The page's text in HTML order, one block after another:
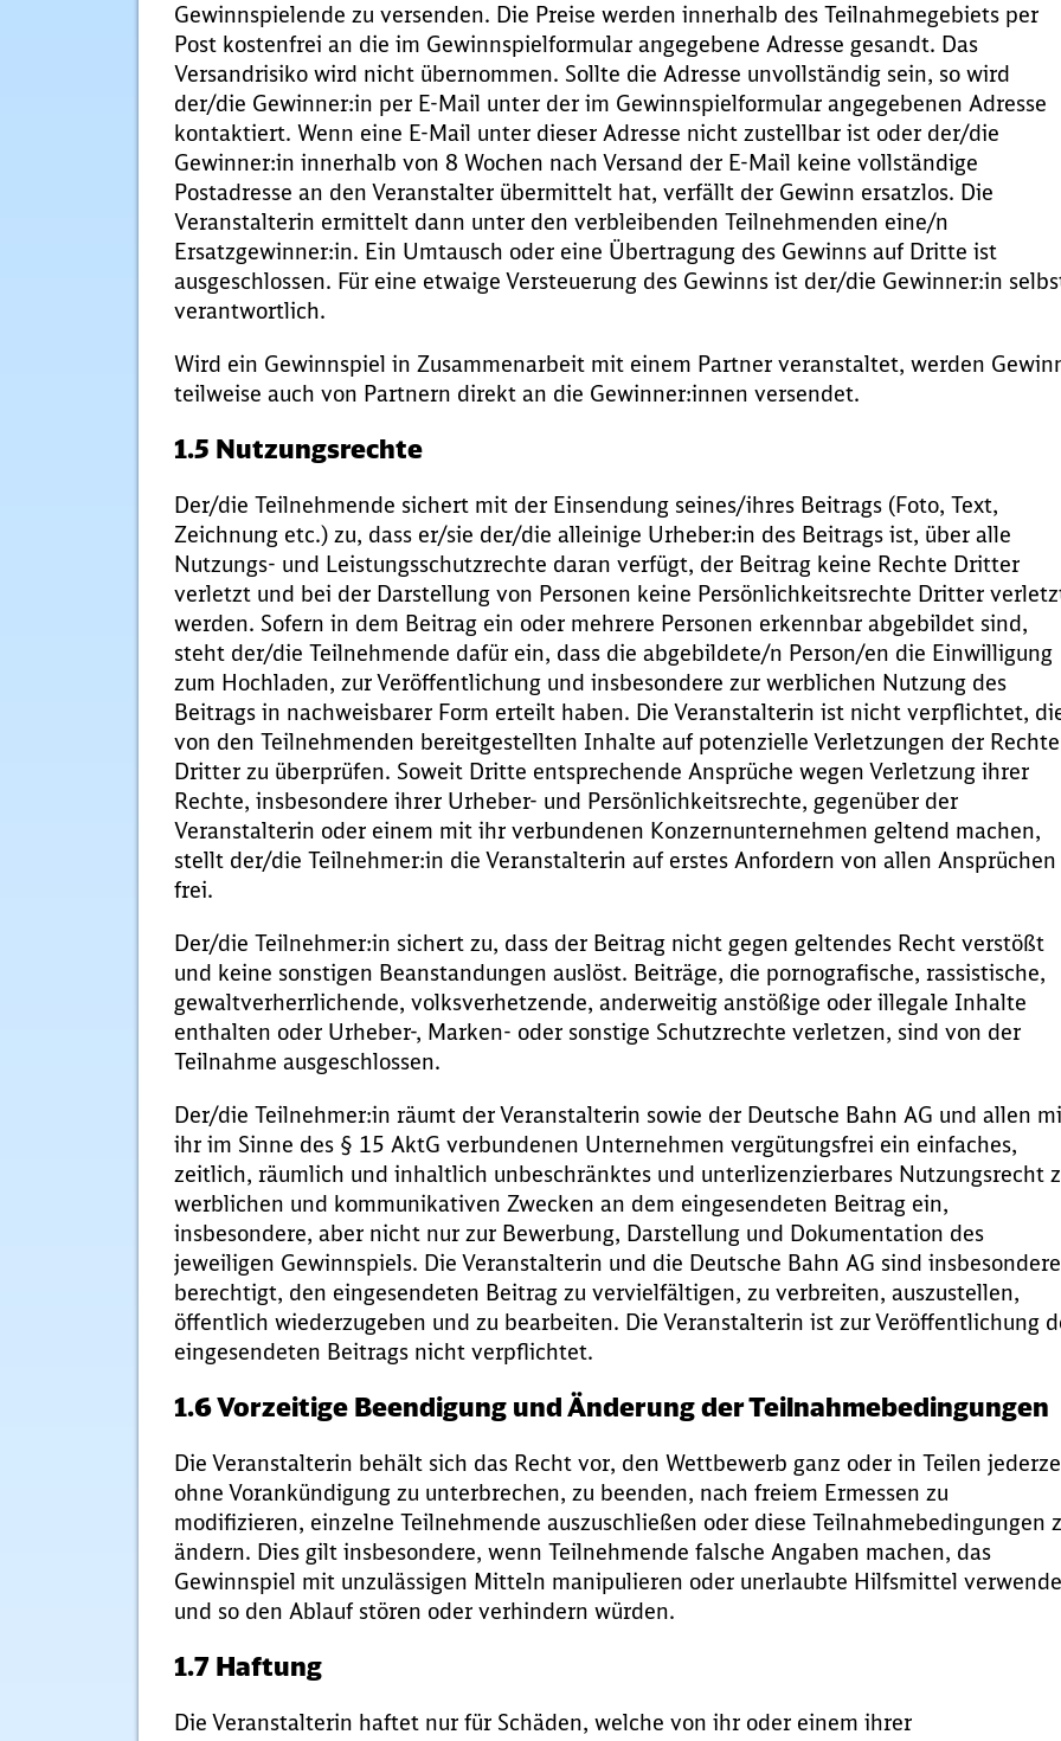
Gewinnspielende zu versenden. Die Preise werden innerhalb des Teilnahmegebiets per
Post kostenfrei an die im Gewinnspielformular angegebene Adresse gesandt. Das
Versandrisiko wird nicht übernommen. Sollte die Adresse unvollständig sein, so wird
der/die Gewinner:in per E-Mail unter der im Gewinnspielformular angegebenen Adresse
kontaktiert. Wenn eine E-Mail unter dieser Adresse nicht zustellbar ist oder der/die
Gewinner:in innerhalb von 8 Wochen nach Versand der E-Mail keine vollständige
Postadresse an den Veranstalter übermittelt hat, verfällt der Gewinn ersatzlos. Die
Veranstalterin ermittelt dann unter den verbleibenden Teilnehmenden eine/n
Ersatzgewinner:in. Ein Umtausch oder eine Übertragung des Gewinns auf Dritte ist
ausgeschlossen. Für eine etwaige Versteuerung des Gewinns ist der/die Gewinner:in
verantwortlich.
Wird ein Gewinnspiel in Zusammenarbeit mit einem Partner veranstaltet, werden
teilweise auch von Partnern direkt an die Gewinner:innen versendet.
1.5 Nutzungsrechte
Der/die Teilnehmende sichert mit der Einsendung seines/ihres Beitrags (Foto, Text,
Zeichnung etc.) zu, dass er/sie der/die alleinige Urheber:in des Beitrags ist, über alle
Nutzungs- und Leistungsschutzrechte daran verfügt, der Beitrag keine Rechte Dritter
verletzt und bei der Darstellung von Personen keine Persönlichkeitsrechte Dritter
werden. Sofern in dem Beitrag ein oder mehrere Personen erkennbar abgebildet sind,
steht der/die Teilnehmende dafür ein, dass die abgebildete/n Person/en die Einwilligung
zum Hochladen, zur Veröffentlichung und insbesondere zur werblichen Nutzung des
Beitrags in nachweisbarer Form erteilt haben. Die Veranstalterin ist nicht verpflichtet,
von den Teilnehmenden bereitgestellten Inhalte auf potenzielle Verletzungen der Rechte
Dritter zu überprüfen. Soweit Dritte entsprechende Ansprüche wegen Verletzung ihrer
Rechte, insbesondere ihrer Urheber- und Persönlichkeitsrechte, gegenüber der
Veranstalterin oder einem mit ihr verbundenen Konzernunternehmen geltend machen,
stellt der/die Teilnehmer:in die Veranstalterin auf erstes Anfordern von allen Ansprüchen
frei.
Der/die Teilnehmer:in sichert zu, dass der Beitrag nicht gegen geltendes Recht verstößt
und keine sonstigen Beanstandungen auslöst. Beiträge, die pornografische, rassistische,
gewaltverherrlichende, volksverhetzende, anderweitig anstößige oder illegale Inhalte
enthalten oder Urheber-, Marken- oder sonstige Schutzrechte verletzen, sind von der
Teilnahme ausgeschlossen.
Der/die Teilnehmer:in räumt der Veranstalterin sowie der Deutsche Bahn AG und allen
ihr im Sinne des § 15 AktG verbundenen Unternehmen vergütungsfrei ein einfaches,
zeitlich, räumlich und inhaltlich unbeschränktes und unterlizenzierbares Nutzungsrecht
werblichen und kommunikativen Zwecken an dem eingesendeten Beitrag ein,
insbesondere, aber nicht nur zur Bewerbung, Darstellung und Dokumentation des
jeweiligen Gewinnspiels. Die Veranstalterin und die Deutsche Bahn AG sind insbesondere
berechtigt, den eingesendeten Beitrag zu vervielfältigen, zu verbreiten, auszustellen,
öffentlich wiederzugeben und zu bearbeiten. Die Veranstalterin ist zur Veröffentlichung
eingesendeten Beitrags nicht verpflichtet.
1.6 Vorzeitige Beendigung und Änderung der Teilnahmebedingungen
Die Veranstalterin behält sich das Recht vor, den Wettbewerb ganz oder in Teilen
ohne Vorankündigung zu unterbrechen, zu beenden, nach freiem Ermessen zu
modifizieren, einzelne Teilnehmende auszuschließen oder diese Teilnahmebedingungen
ändern. Dies gilt insbesondere, wenn Teilnehmende falsche Angaben machen, das
Gewinnspiel mit unzulässigen Mitteln manipulieren oder unerlaubte Hilfsmittel
und so den Ablauf stören oder verhindern würden.
1.7 Haftung
Die Veranstalterin haftet nur für Schäden, welche von ihr oder einem ihrer